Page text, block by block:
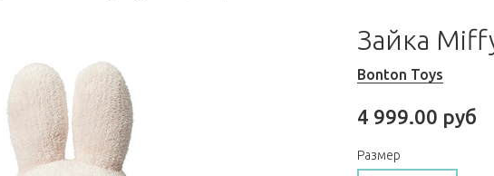
Зайка
Bonton Toys
4 999.00 руб
Размер